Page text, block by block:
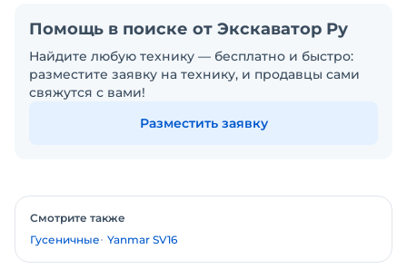
Помощь в поиске от Экскаватор Ру
Найдите любую технику — бесплатно и быстро:
разместите заявку на технику, и продавцы сами
свяжутся с вами!
Разместить заявку
Смотрите также
Гусеничные Yanmar SV16